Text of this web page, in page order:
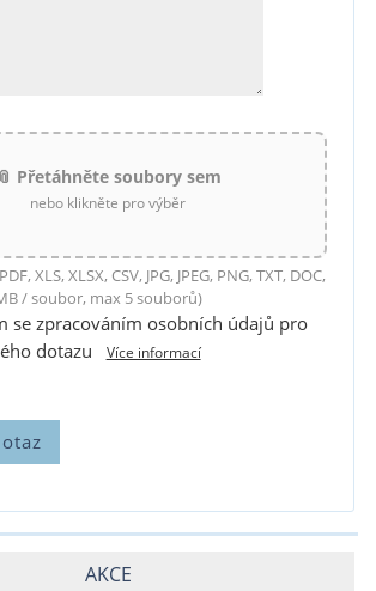
📎 Přetáhněte soubory sem
nebo klikněte pro výběr
XLS, XLSX, CSV, JPG, JPEG, PNG, TXT, DOC,
/ soubor, max 5 souborů)
se zpracováním osobních údajů pro
dotazu
Více informací
AKCE